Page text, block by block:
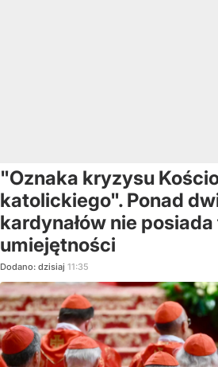
"Oznaka kryzysu
katolickiego". Ponad
kardynałów nie posiada
umiejętności
Dodano: dzisiaj 11:35